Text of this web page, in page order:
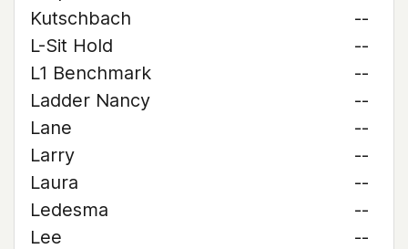
Kutschbach
--
L-Sit Hold
--
L1 Benchmark
--
Ladder Nancy
--
Lane
--
Larry
--
Laura
--
Ledesma
--
Lee
--